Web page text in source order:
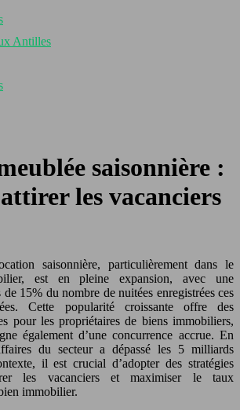
Antilles
saisonnière :
les vacanciers
est en pleine expansion, avec une
15% du nombre de nuitées enregistrées ces
Cette popularité croissante offre des
pour les propriétaires de biens immobiliers,
également d’une concurrence accrue. En
du secteur a dépassé les 5 milliards
il est crucial d’adopter des stratégies
les vacanciers et maximiser le taux
immobilier.